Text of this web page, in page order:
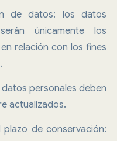
de datos: los datos
únicamente los
relación con los fines
personales deben
actualizados.
de conservación: